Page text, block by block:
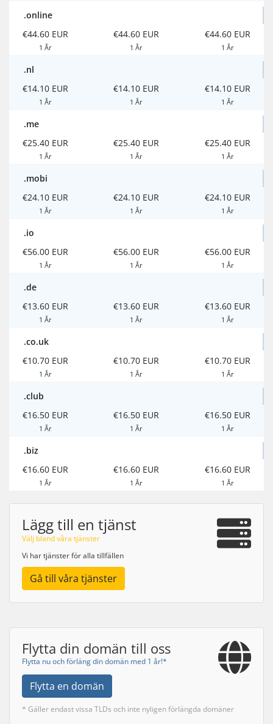
.online
€44.60 EUR
1 År
€44.60 EUR
1 År
€44.60 EUR
1 År
.nl
€14.10 EUR
1 År
€14.10 EUR
1 År
€14.10 EUR
1 År
.me
€25.40 EUR
1 År
€25.40 EUR
1 År
€25.40 EUR
1 År
.mobi
€24.10 EUR
1 År
€24.10 EUR
1 År
€24.10 EUR
1 År
.io
€56.00 EUR
1 År
€56.00 EUR
1 År
€56.00 EUR
1 År
.de
€13.60 EUR
1 År
€13.60 EUR
1 År
€13.60 EUR
1 År
.co.uk
€10.70 EUR
1 År
€10.70 EUR
1 År
€10.70 EUR
1 År
.club
€16.50 EUR
1 År
€16.50 EUR
1 År
€16.50 EUR
1 År
.biz
€16.60 EUR
1 År
€16.60 EUR
1 År
€16.60 EUR
1 År
Lägg till en tjänst
Välj bland våra tjänster
Vi har tjänster för alla tillfällen
Gå till våra tjänster
Flytta din domän till oss
Flytta nu och förläng din domän med 1 år!*
Flytta en domän
* Gäller endast vissa TLDs och inte nyligen förlängda domäner